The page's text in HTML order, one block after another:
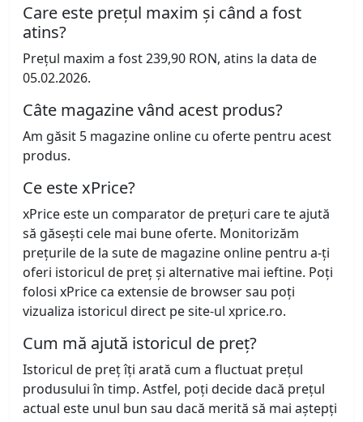
Care este prețul maxim și când a fost
atins?
Prețul maxim a fost 239,90 RON, atins la data de
05.02.2026.
Câte magazine vând acest produs?
Am găsit 5 magazine online cu oferte pentru acest
produs.
Ce este xPrice?
xPrice este un comparator de prețuri care te ajută
să găsești cele mai bune oferte. Monitorizăm
prețurile de la sute de magazine online pentru a-ți
oferi istoricul de preț și alternative mai ieftine. Poți
folosi xPrice ca extensie de browser sau poți
vizualiza istoricul direct pe site-ul xprice.ro.
Cum mă ajută istoricul de preț?
Istoricul de preț îți arată cum a fluctuat prețul
produsului în timp. Astfel, poți decide dacă prețul
actual este unul bun sau dacă merită să mai aștepți